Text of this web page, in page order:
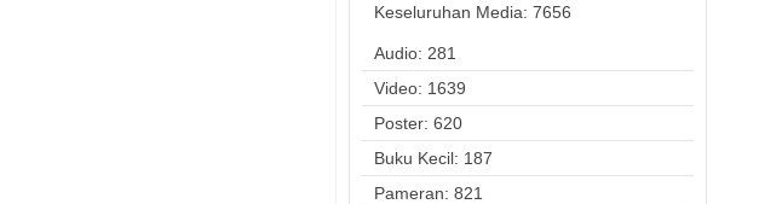
Keseluruhan Media: 7656
Audio: 281
Video: 1639
Poster: 620
Buku Kecil: 187
Pameran: 821